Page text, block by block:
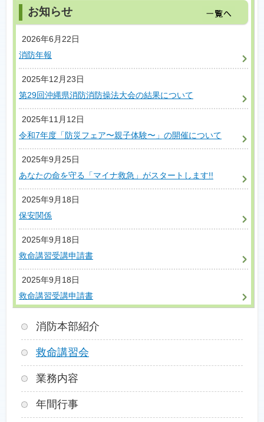
2026年6月22日
消防年報
2025年12月23日
第29回沖縄県消防消防操法大会の結果について
2025年11月12日
令和7年度「防災フェア〜親子体験〜」の開催について
2025年9月25日
あなたの命を守る「マイナ救急」がスタートします!!
2025年9月18日
保安関係
2025年9月18日
救命講習受講申請書
2025年9月18日
救命講習受講申請書
消防本部紹介
救命講習会
業務内容
年間行事